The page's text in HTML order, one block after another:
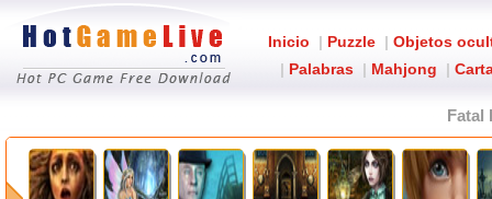
Inicio | Puzzle | Objetos
| Palabras | Mahjong |
Fatal